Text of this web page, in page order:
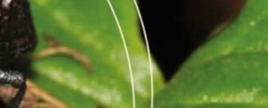
del uso del radiómetro desde una
en la Tierra, emitiendo una amplia gama de radiación
gamma hasta las ondas de radio (Lupa Nº21,
los 400 y 700 nanómetros) es la porción que los seres